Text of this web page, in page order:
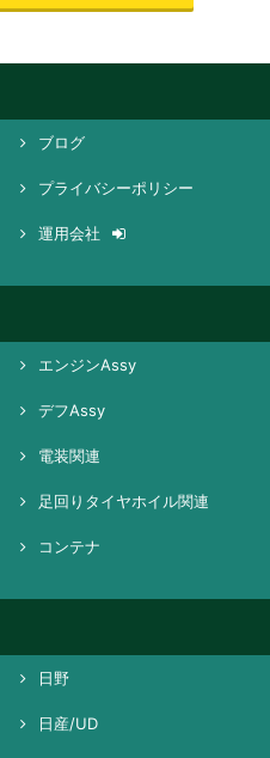
ブログ
プライバシーポリシー
運用会社
エンジンAssy
デフAssy
電装関連
足回りタイヤホイル関連
コンテナ
日野
日産/UD